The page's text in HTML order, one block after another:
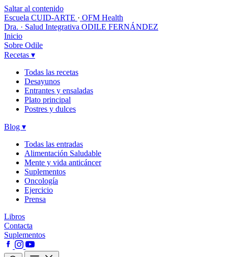
Saltar al contenido
Escuela CUID-ARTE · OFM Health
Dra. · Salud Integrativa ODILE FERNÁNDEZ
Inicio
Sobre Odile
Recetas ▾
Todas las recetas
Desayunos
Entrantes y ensaladas
Plato principal
Postres y dulces
Blog ▾
Todas las entradas
Alimentación Saludable
Mente y vida anticáncer
Suplementos
Oncología
Ejercicio
Prensa
Libros
Contacta
Suplementos